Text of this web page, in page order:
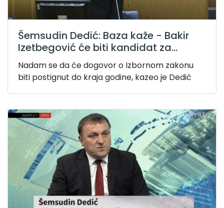
Šemsudin Dedić: Baza kaže - Bakir
Izetbegović će biti kandidat za...
Nadam se da će dogovor o Izbornom zakonu
biti postignut do kraja godine, kazeo je Dedić